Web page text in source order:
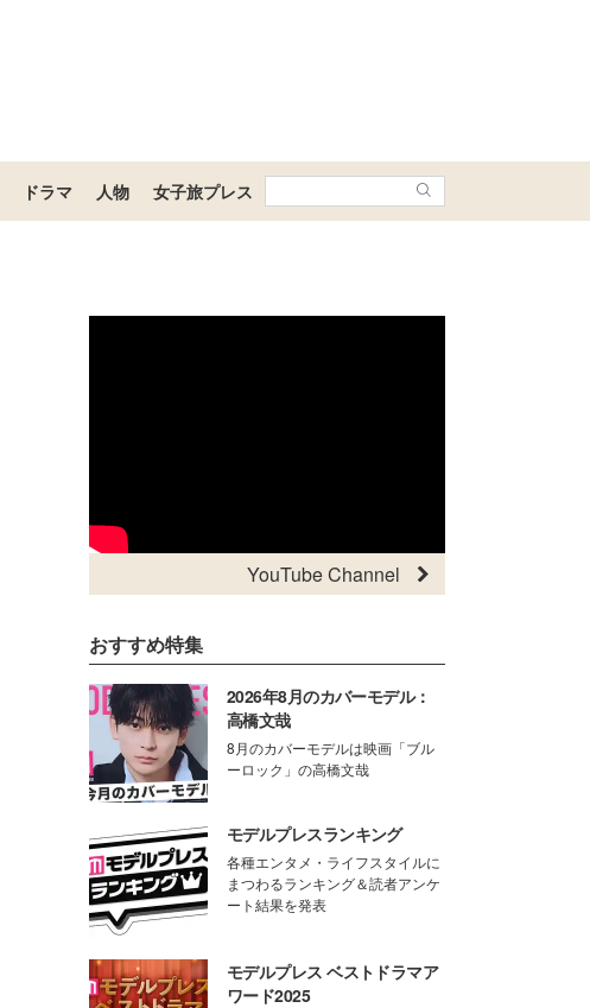
ドラマ 人物 女子旅プレス
YouTube Channel
おすすめ特集
2026年8月のカバーモデル：
高橋文哉
8月のカバーモデルは映画「ブル
ーロック」の高橋文哉
モデルプレスランキング
各種エンタメ・ライフスタイルに
まつわるランキング＆読者アンケ
ート結果を発表
モデルプレス ベストドラマア
ワード2025